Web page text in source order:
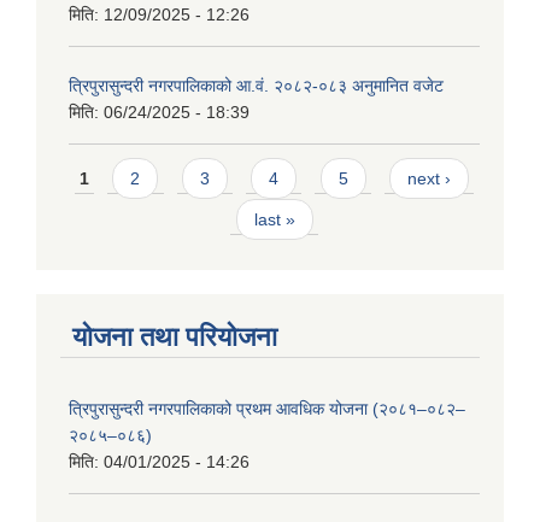
मिति: 12/09/2025 - 12:26
त्रिपुरासुन्दरी नगरपालिकाको आ.वं. २०८२-०८३ अनुमानित वजेट
मिति: 06/24/2025 - 18:39
Pages
1 2 3 4 5 next ›
last »
योजना तथा परियोजना
त्रिपुरासुन्दरी नगरपालिकाको प्रथम आवधिक योजना (२०८१–०८२–
२०८५–०८६)
मिति: 04/01/2025 - 14:26